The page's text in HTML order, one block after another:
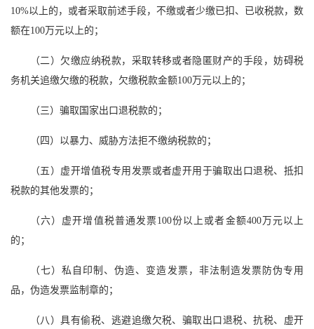
10%以上的，或者采取前述手段，不缴或者少缴已扣、已收税款，数
额在100万元以上的；
（二）欠缴应纳税款，采取转移或者隐匿财产的手段，妨碍税
务机关追缴欠缴的税款，欠缴税款金额100万元以上的；
（三）骗取国家出口退税款的；
（四）以暴力、威胁方法拒不缴纳税款的；
（五）虚开增值税专用发票或者虚开用于骗取出口退税、抵扣
税款的其他发票的；
（六）虚开增值税普通发票100份以上或者金额400万元以上
的；
（七）私自印制、伪造、变造发票，非法制造发票防伪专用
品，伪造发票监制章的；
（八）具有偷税、逃避追缴欠税、骗取出口退税、抗税、虚开